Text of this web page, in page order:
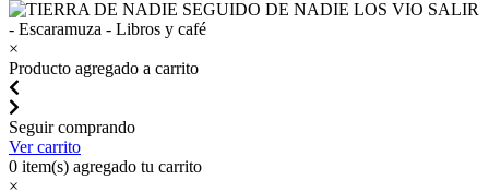
×
Producto agregado a carrito
Seguir comprando
Ver carrito
0 item(s) agregado tu carrito
×